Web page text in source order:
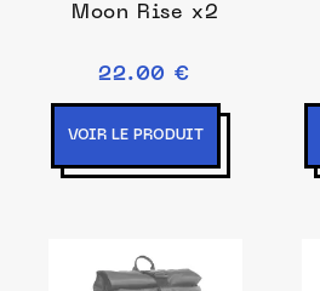
Moon Rise x2
22.00 €
VOIR LE PRODUIT